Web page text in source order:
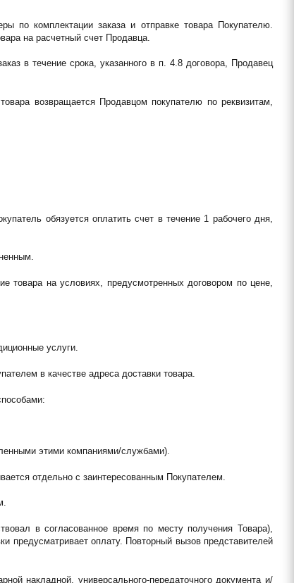
по комплектации заказа и отправке товара Покупателю.
на расчетный счет Продавца.
в течение срока, указанного в п. 4.8 договора, Продавец
возвращается Продавцом покупателю по реквизитам,
обязуется оплатить счет в течение 1 рабочего дня,
товара на условиях, предусмотренных договором по цене,
услуги.
в качестве адреса доставки товара.
этими компаниями/службами).
отдельно с заинтересованным Покупателем.
в согласованное время по месту получения Товара),
предусматривает оплату. Повторный вызов представителей
накладной, универсального-передаточного документа и/